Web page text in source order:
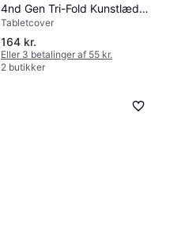
4nd Gen Tri-Fold Kunstlæder
Flip Cover
Tabletcover
164 kr.
Eller 3 betalinger af 55 kr.
2 butikker